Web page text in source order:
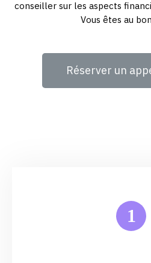
conseiller sur les aspects
Vous êtes au
Réserver un
1